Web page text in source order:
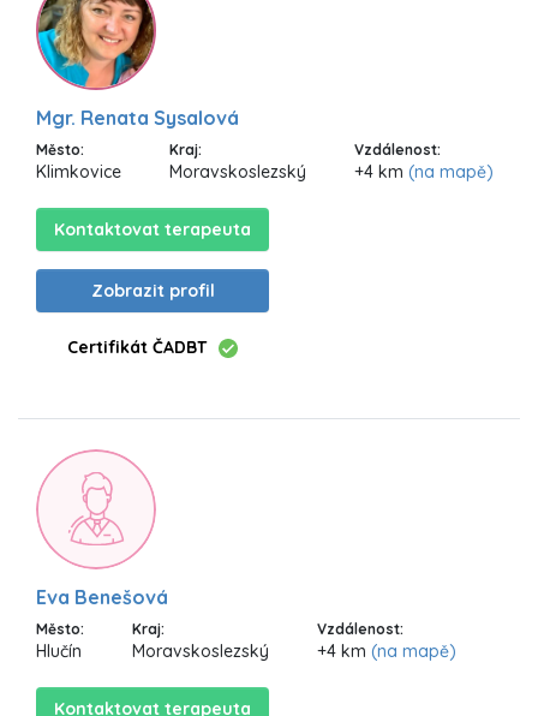
Mgr. Renata Sysalová
Město:
Klimkovice
Kraj:
Moravskoslezský
Vzdálenost:
+4 km (na mapě)
Kontaktovat terapeuta
Zobrazit profil
Certifikát ČADBT
Eva Benešová
Město:
Hlučín
Kraj:
Moravskoslezský
Vzdálenost:
+4 km (na mapě)
Kontaktovat terapeuta